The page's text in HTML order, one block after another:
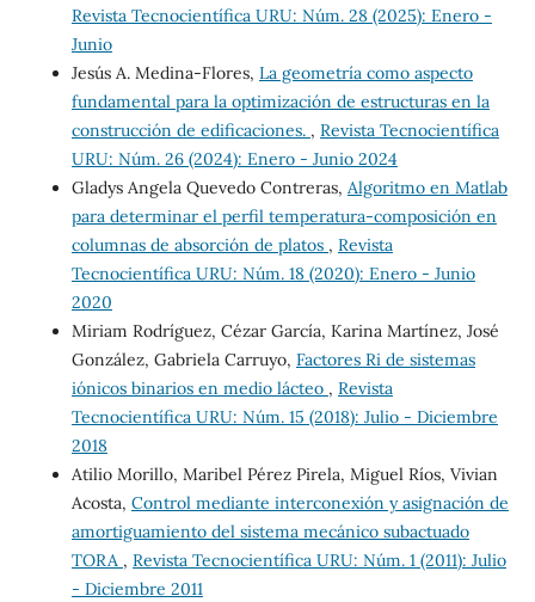
Revista Tecnocientífica URU: Núm. 28 (2025): Enero -
Junio
Jesús A. Medina-Flores, La geometría como aspecto
fundamental para la optimización de estructuras en la
construcción de edificaciones. , Revista Tecnocientífica
URU: Núm. 26 (2024): Enero - Junio 2024
Gladys Angela Quevedo Contreras, Algoritmo en Matlab
para determinar el perfil temperatura-composición en
columnas de absorción de platos , Revista
Tecnocientífica URU: Núm. 18 (2020): Enero - Junio
2020
Miriam Rodríguez, Cézar García, Karina Martínez, José
González, Gabriela Carruyo, Factores Ri de sistemas
iónicos binarios en medio lácteo , Revista
Tecnocientífica URU: Núm. 15 (2018): Julio - Diciembre
2018
Atilio Morillo, Maribel Pérez Pirela, Miguel Ríos, Vivian
Acosta, Control mediante interconexión y asignación de
amortiguamiento del sistema mecánico subactuado
TORA , Revista Tecnocientífica URU: Núm. 1 (2011): Julio
- Diciembre 2011